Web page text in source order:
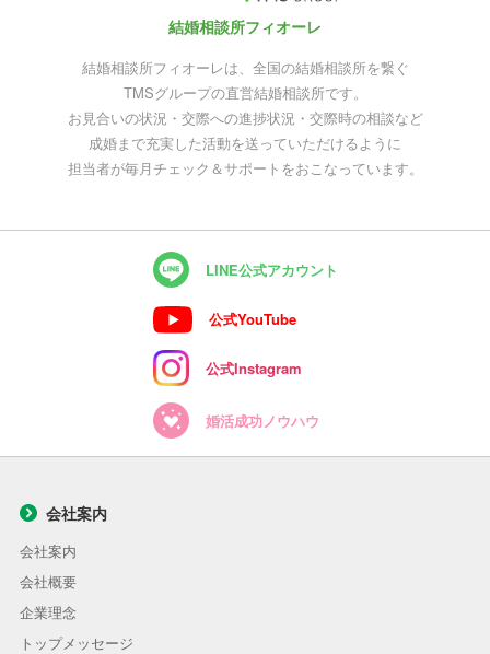
結婚相談所フィオーレ
結婚相談所フィオーレは、全国の結婚相談所を繋ぐ
TMSグループの直営結婚相談所です。
お見合いの状況・交際への進捗状況・交際時の相談など
成婚まで充実した活動を送っていただけるように
担当者が毎月チェック＆サポートをおこなっています。
LINE公式アカウント
公式YouTube
公式Instagram
婚活成功ノウハウ
会社案内
会社案内
会社概要
企業理念
トップメッセージ